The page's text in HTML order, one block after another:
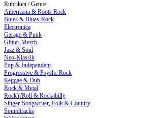
Rubriken / Genre
Americana & Roots Rock
Blues & Blues-Rock
Electronica
Garage & Punk
Glitter-Merch
Jazz & Soul
Neo-Klassik
Pop & Independent
Progressive & Psyche Rock
Reggae & Dub
Rock & Metal
Rock'n'Roll & Rockabilly
Singer-Songwriter, Folk & Country
Soundtracks